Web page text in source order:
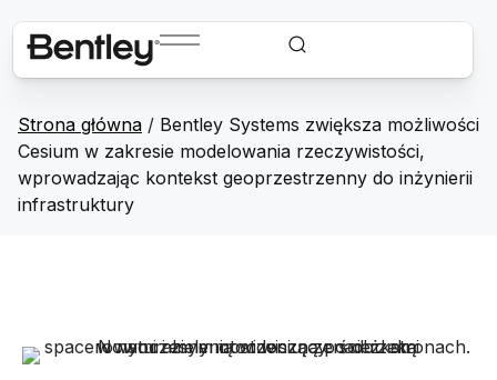
Strona główna / Bentley Systems zwiększa możliwości
Cesium w zakresie modelowania rzeczywistości,
wprowadzając kontekst geoprzestrzenny do inżynierii
infrastruktury